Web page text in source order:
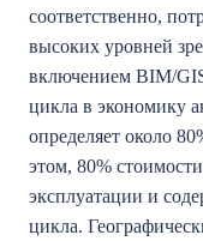
соответственно,
высоких уровней
включением BIM/
цикла в экономику
определяет около
этом, 80%
эксплуатации и
цикла.